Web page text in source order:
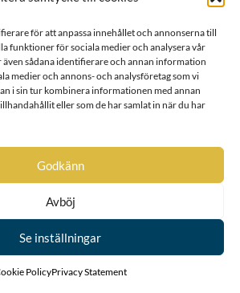
för att anpassa innehållet och annonserna till
funktioner för sociala medier och analysera vår
sådana identifierare och annan information
medier och annons- och analysföretag som vi
i sin tur kombinera informationen med annan
eller som de har samlat in när du har
Godkänn
Avböj
Se inställningar
PolicyPrivacy Statement
Olivestam
von Palmcrona